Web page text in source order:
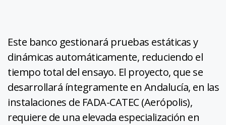
Este banco gestionará pruebas estáticas y
dinámicas automáticamente, reduciendo el
tiempo total del ensayo. El proyecto, que se
desarrollará íntegramente en Andalucía, en las
instalaciones de FADA-CATEC (Aerópolis),
requiere de una elevada especialización en